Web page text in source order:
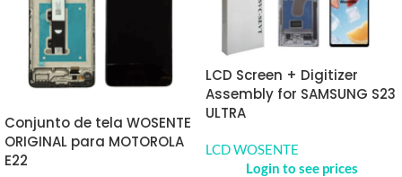
Conjunto de tela WOSENTE
ORIGINAL para MOTOROLA
E22
LCD Screen + Digitizer
Assembly for SAMSUNG S23
ULTRA
LCD WOSENTE
Login to see prices